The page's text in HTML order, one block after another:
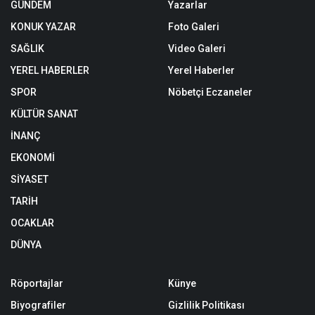
GÜNDEM
KONUK YAZAR
SAĞLIK
YEREL HABERLER
SPOR
KÜLTÜR SANAT
İNANÇ
EKONOMİ
SİYASET
TARİH
OCAKLAR
DÜNYA
Yazarlar
Foto Galeri
Video Galeri
Yerel Haberler
Nöbetçi Eczaneler
Röportajlar
Biyografiler
Künye
Gizlilik Politikası